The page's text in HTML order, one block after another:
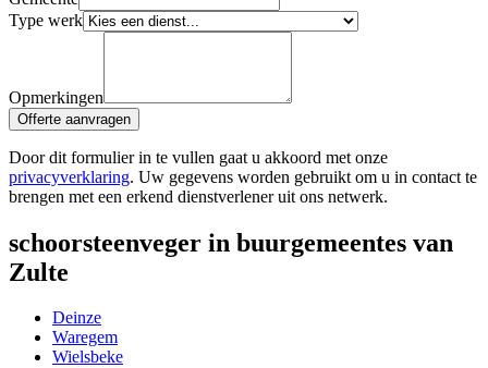
Type werk
Opmerkingen
Offerte aanvragen
Door dit formulier in te vullen gaat u akkoord met onze
privacyverklaring. Uw gegevens worden gebruikt om u in contact te
brengen met een erkend dienstverlener uit ons netwerk.
schoorsteenveger in buurgemeentes van
Zulte
Deinze
Waregem
Wielsbeke